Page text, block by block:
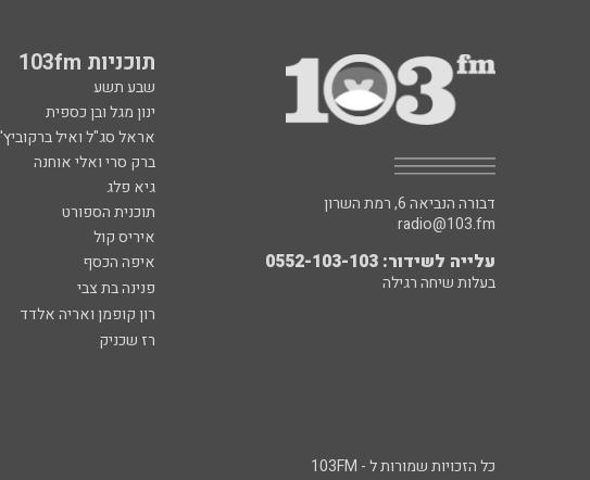
תוכניות 103fm
שבע תשע
ינון מגל ובן כספית
אראל סג"ל ואיל ברקוביץ'
ברק סרי ואלי אוחנה
גיא פלג
תוכנית הספורט
איריס קול
איפה הכסף
פנינה בת צבי
רון קופמן ואריה אלדד
רז שכניק
דבורה הנביאה 6, רמת השרון
radio@103.fm
עלייה לשידור: 0552-103-103
בעלות שיחה רגילה
כל הזכויות שמורות ל - 103FM